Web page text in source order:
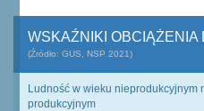
WSKAŹNIKI OBCIĄŻENIA
(Źródło: GUS, NSP 2021)
Ludność w wieku nieprodukcyjnym
produkcyjnym